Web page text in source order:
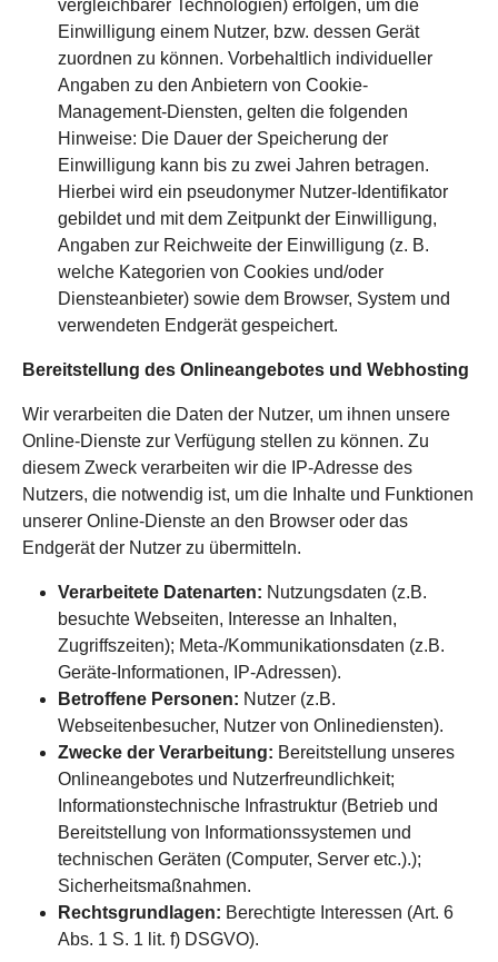
vergleichbarer Technologien) erfolgen, um die
Einwilligung einem Nutzer, bzw. dessen Gerät
zuordnen zu können. Vorbehaltlich individueller
Angaben zu den Anbietern von Cookie-
Management-Diensten, gelten die folgenden
Hinweise: Die Dauer der Speicherung der
Einwilligung kann bis zu zwei Jahren betragen.
Hierbei wird ein pseudonymer Nutzer-Identifikator
gebildet und mit dem Zeitpunkt der Einwilligung,
Angaben zur Reichweite der Einwilligung (z. B.
welche Kategorien von Cookies und/oder
Diensteanbieter) sowie dem Browser, System und
verwendeten Endgerät gespeichert.
Bereitstellung des Onlineangebotes und Webhosting
Wir verarbeiten die Daten der Nutzer, um ihnen unsere
Online-Dienste zur Verfügung stellen zu können. Zu
diesem Zweck verarbeiten wir die IP-Adresse des
Nutzers, die notwendig ist, um die Inhalte und Funktionen
unserer Online-Dienste an den Browser oder das
Endgerät der Nutzer zu übermitteln.
Verarbeitete Datenarten: Nutzungsdaten (z.B.
besuchte Webseiten, Interesse an Inhalten,
Zugriffszeiten); Meta-/Kommunikationsdaten (z.B.
Geräte-Informationen, IP-Adressen).
Betroffene Personen: Nutzer (z.B.
Webseitenbesucher, Nutzer von Onlinediensten).
Zwecke der Verarbeitung: Bereitstellung unseres
Onlineangebotes und Nutzerfreundlichkeit;
Informationstechnische Infrastruktur (Betrieb und
Bereitstellung von Informationssystemen und
technischen Geräten (Computer, Server etc.).);
Sicherheitsmaßnahmen.
Rechtsgrundlagen: Berechtigte Interessen (Art. 6
Abs. 1 S. 1 lit. f) DSGVO).